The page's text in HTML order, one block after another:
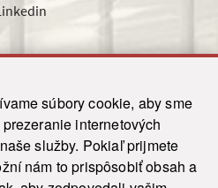
súbory cookie, aby sme
internetových
služby. Pokiaľ prijmete
nám to prispôsobiť obsah a